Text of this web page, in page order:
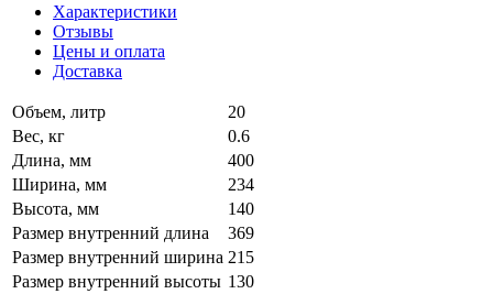
Характеристики
Отзывы
Цены и оплата
Доставка
Объем, литр
20
Вес, кг
0.6
Длина, мм
400
Ширина, мм
234
Высота, мм
140
Размер внутренний длина
369
Размер внутренний ширина 215
Размер внутренний высоты 130